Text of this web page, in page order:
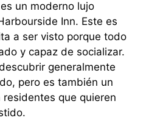
un moderno lujo
Inn. Este es
a ser visto porque todo
y capaz de socializar.
generalmente
pero es también un
que quieren